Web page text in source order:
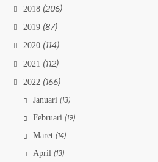
2018 (206)
2019 (87)
2020 (114)
2021 (112)
2022 (166)
Januari(13)
Februari(19)
Maret(14)
April(13)